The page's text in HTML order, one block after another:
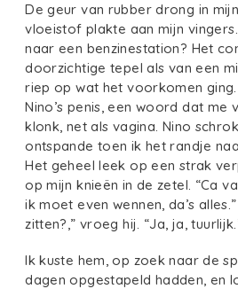
De geur van rubber drong in
vloeistof plakte aan mijn
naar een benzinestation? Het
doorzichtige tepel als van een
riep op wat het voorkomen
Nino’s penis, een woord dat me
klonk, net als vagina. Nino
ontspande toen ik het randje
Het geheel leek op een strak
op mijn knieën in de zetel. “Ca
ik moet even wennen, da’s
zitten?,” vroeg hij. “Ja, ja,
Ik kuste hem, op zoek naar de
dagen opgestapeld hadden, en